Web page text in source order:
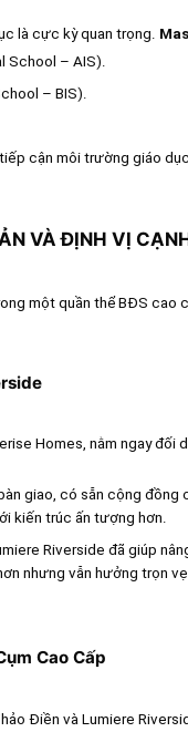
là cực kỳ quan trọng.
School – AIS).
– BIS).
cận môi trường giáo
VÀ ĐỊNH VỊ
một quần thể BĐS
Homes, nằm ngay đối
giao, có sẵn cộng
kiến trúc ấn tượng hơn.
Riverside đã giúp
nhưng vẫn hưởng trọn
Cao Cấp
Điền và Lumiere